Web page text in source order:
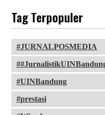
Tag Terpopuler
JURNALPOSMEDIA
UINBandung
prestasi